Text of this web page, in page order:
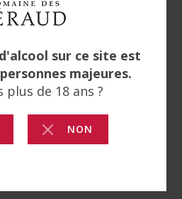
et une légère note minérale.
et de la fraîcheur, ainsi
mais très rafraîchissante et
de fruits et de raisin.
& METS